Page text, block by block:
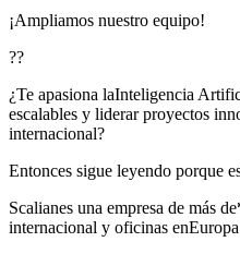
¡Ampliamos nuestro equipo!
??
¿Te apasiona laInteligencia
escalables y liderar proyectos
internacional?
Entonces sigue leyendo porque
Scalianes una empresa de más de
internacional y oficinas